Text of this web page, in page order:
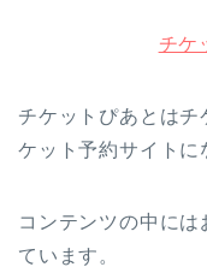
チケ
チケットぴあとは
ケット予約サイトに
コンテンツの中に
ています。